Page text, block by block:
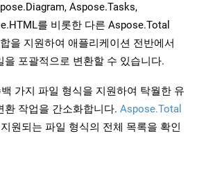
Aspose.Tasks,
를 비롯한 다른 Aspose.Total
을 지원하여 애플리케이션 전반에서
을 포괄적으로 변환할 수 있습니다.
가지 파일 형식을 지원하여 탁월한 유
환 작업을 간소화합니다. Aspose.Total
원되는 파일 형식의 전체 목록을 확인